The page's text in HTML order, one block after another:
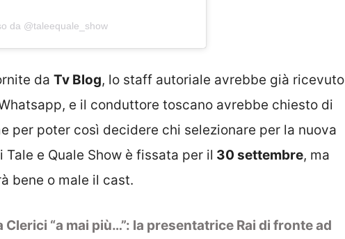
da @taleequale_show
da Tv Blog, lo staff autoriale avrebbe già ricevuto
e il conduttore toscano avrebbe chiesto di
per poter così decidere chi selezionare per la nuova
e Quale Show è fissata per il 30 settembre, ma
bene o male il cast.
Clerici “a mai più…”: la presentatrice Rai di fronte ad